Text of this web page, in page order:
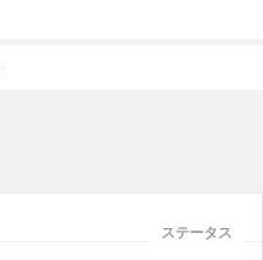
ステータス